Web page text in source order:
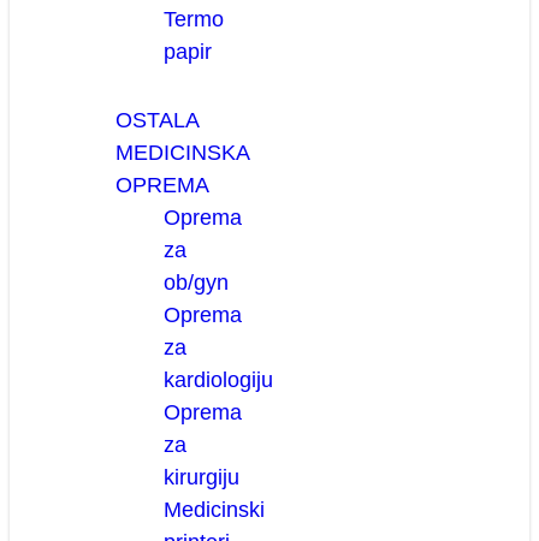
Termo
papir
OSTALA
MEDICINSKA
OPREMA
Oprema
za
ob/gyn
Oprema
za
kardiologiju
Oprema
za
kirurgiju
Medicinski